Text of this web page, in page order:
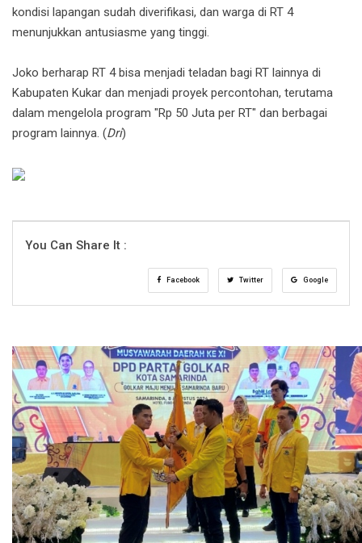
kondisi lapangan sudah diverifikasi, dan warga di RT 4
menunjukkan antusiasme yang tinggi.
Joko berharap RT 4 bisa menjadi teladan bagi RT lainnya di
Kabupaten Kukar dan menjadi proyek percontohan, terutama
dalam mengelola program "Rp 50 Juta per RT" dan berbagai
program lainnya. (Dri)
You Can Share It :
Facebook Twitter Google